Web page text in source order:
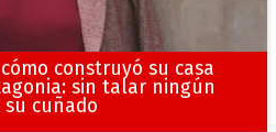
construyó su casa
sin talar ningún
cuñado